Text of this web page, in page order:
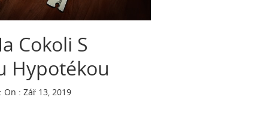
Cokoli S
Hypotékou
: On : Zář 13, 2019